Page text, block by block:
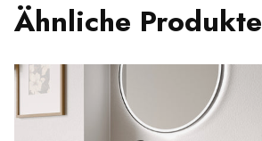
Ähnliche Produkte